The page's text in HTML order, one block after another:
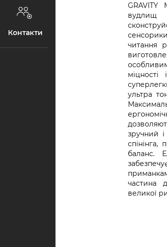
Контакти
GRAVITY
вудлищ
читання
ультра
зручний
баланс.
частина
великої